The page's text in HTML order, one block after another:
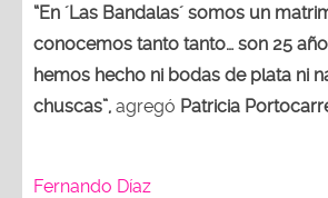
“En ´Las Bandalas´ somos un
conocemos tanto tanto… son 25
hemos hecho ni bodas de plata ni
chuscas”, agregó Patricia
Fernando Díaz